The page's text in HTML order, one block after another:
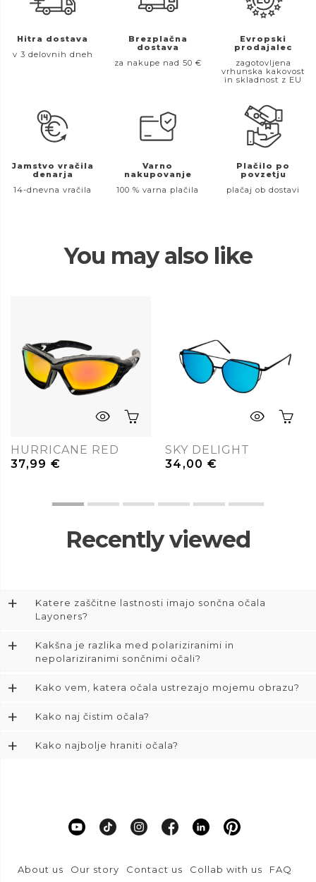
Hitra dostava
v 3 delovnih dneh
Brezplačna
dostava
za nakupe nad 50 €
Evropski
prodajalec
zagotovljena
vrhunska kakovost
in skladnost z EU
Jamstvo vračila
denarja
14-dnevna vračila
Varno
nakupovanje
100 % varna plačila
Plačilo po
povzetju
plačaj ob dostavi
You may also like
HURRICANE RED
37,99€
SKY DELIGHT
34,00€
Recently viewed
+
Katere zaščitne lastnosti imajo sončna očala
Layoners?
+
Kakšna je razlika med polariziranimi in
nepolariziranimi sončnimi očali?
+ Kako vem, katera očala ustrezajo mojemu obrazu?
+ Kako naj čistim očala?
+ Kako najbolje hraniti očala?
About us Our story Contact us Collab with us FAQ